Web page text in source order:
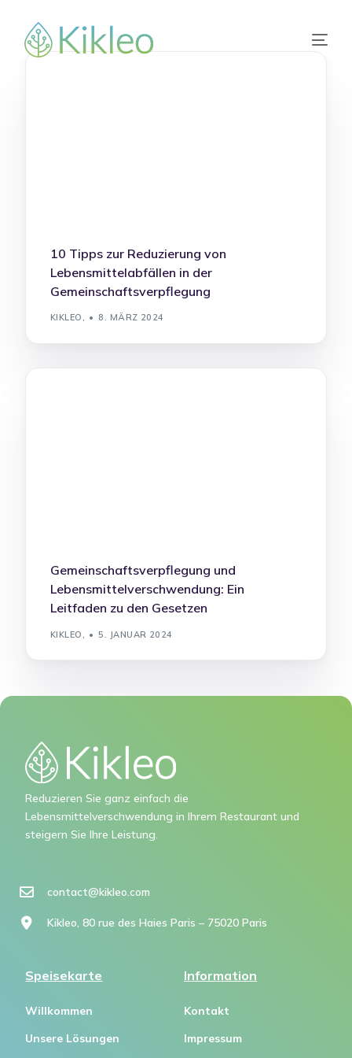
10 Tipps zur Reduzierung von
Lebensmittelabfällen in der
Gemeinschaftsverpflegung
KIKLEO, 8. MÄRZ 2024
Gemeinschaftsverpflegung und
Lebensmittelverschwendung: Ein
Leitfaden zu den Gesetzen
KIKLEO, 5. JANUAR 2024
Reduzieren Sie ganz einfach die
Lebensmittelverschwendung in Ihrem Restaurant und
steigern Sie Ihre Leistung.
contact@kikleo.com​
Kikleo, 80 rue des Haies Paris – 75020 Paris
Speisekarte
Willkommen
Unsere Lösungen
Information
Kontakt
Impressum